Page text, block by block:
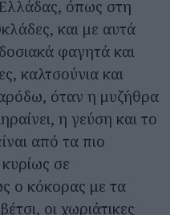
Ελλάδας, όπως στη
και με αυτά
φαγητά και
καλτσούνια και
όταν η μυζήθρα
η γεύση και το
από τα πιο
σε
ο κόκορας με τα
οι χωριάτικες